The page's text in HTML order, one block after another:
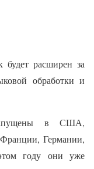
будет расширен за
обработки и
в США,
Германии,
году они уже